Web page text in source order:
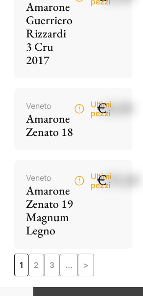
Amarone
Guerriero
Rizzardi
3 Cru
2017
Veneto
Amarone
Zenato 18
Ultimi
pezzi
€60,00
Veneto
Amarone
Zenato 19
Magnum
Legno
Ultimi
pezzi
€195,00
1 2 3 … >